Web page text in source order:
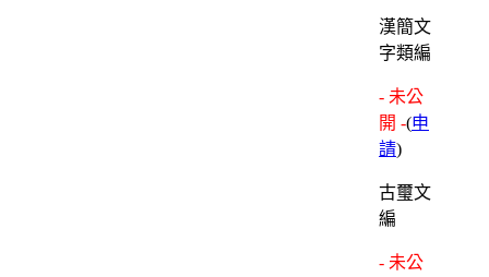
漢簡文
字類編
- 未公
開 -(申
請)
古璽文
編
- 未公